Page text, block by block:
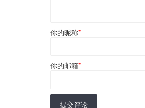
你的昵称*
你的邮箱*
提交评论